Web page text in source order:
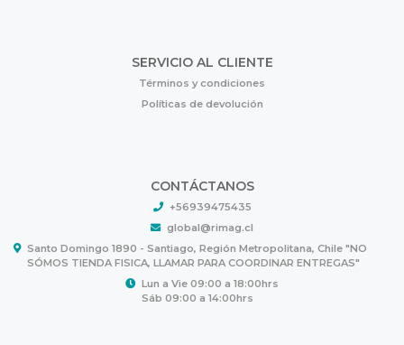
SERVICIO AL CLIENTE
Términos y condiciones
Políticas de devolución
CONTÁCTANOS
+56939475435
global@rimag.cl
Santo Domingo 1890 - Santiago, Región Metropolitana, Chile "NO
SÓMOS TIENDA FISICA, LLAMAR PARA COORDINAR ENTREGAS"
Lun a Vie 09:00 a 18:00hrs
Sáb 09:00 a 14:00hrs